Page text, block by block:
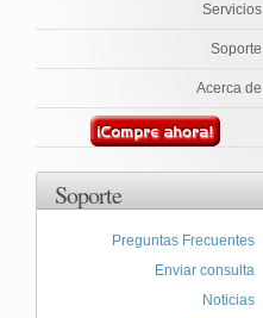
Servicios
Soporte
Acerca de
Soporte
Preguntas Frecuentes
Enviar consulta
Noticias